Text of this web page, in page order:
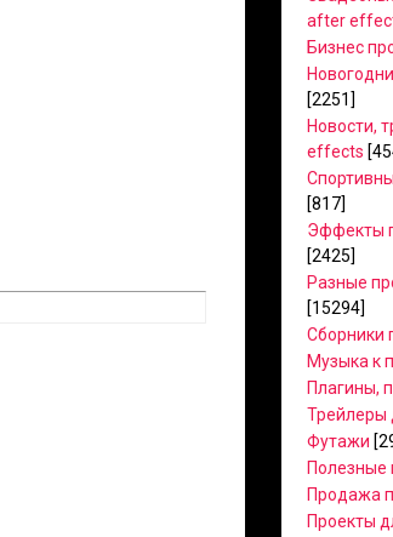
after
Бизнес
[2251]
Новости,
effects
[817]
Эффекты
[2425]
Разные
[15294]
Сборники
Музыка к
Плагины,
Трейлеры
Футажи
Полезные
Продажа
Проекты